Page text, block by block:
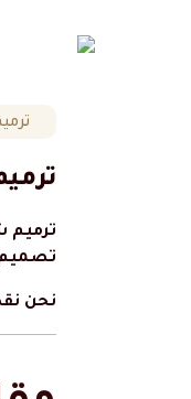
ترميم
تصميم
نحن